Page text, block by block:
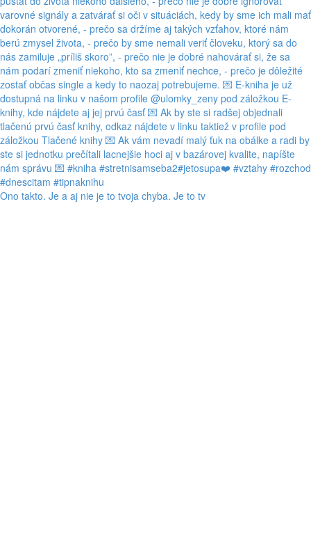
Ono takto. Je a aj nie je to tvoja chyba. Je to tv